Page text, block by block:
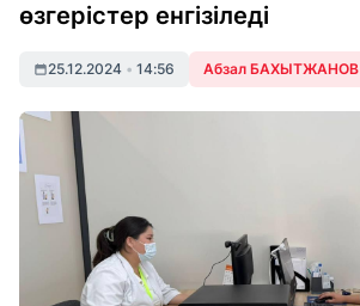
өзгерістер енгізіледі
25.12.2024 • 14:56 Абзал БАХЫТЖАНОВ